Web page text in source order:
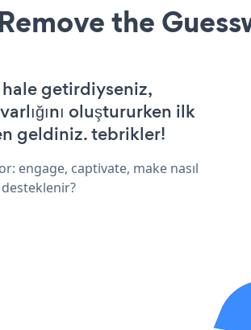
Remove the
hale getirdiyseniz,
oluştururken ilk
geldiniz. tebrikler!
engage, captivate, make nasıl
desteklenir?